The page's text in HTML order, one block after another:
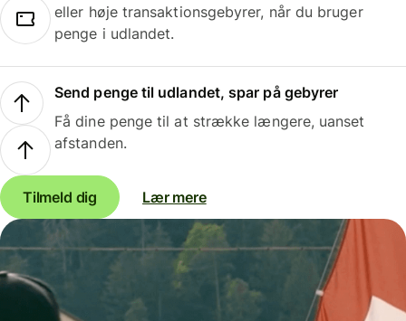
eller høje transaktionsgebyrer, når du bruger
penge i udlandet.
Send penge til udlandet, spar på gebyrer
Få dine penge til at strække længere, uanset
afstanden.
Tilmeld dig Lær mere